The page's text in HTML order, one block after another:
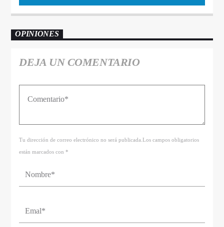
OPINIONES
DEJA UN COMENTARIO
Tu dirección de correo electrónico no será publicada.Los campos obligatorios
están marcados con *